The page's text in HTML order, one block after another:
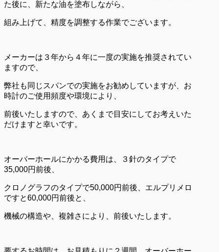
た後に、新たな油を塗布しながら、
組み上げて、精度を調整する作業でございます。
メーカーは３年から４年に一度の実施を推奨されてい
ますので、
弊社も同じスパンでの実施をお勧めしていますが、お
時計のご使用頻度や環境により、
前後いたしますので、あくまで目安にしてお考えいた
だけますと幸いです。
オーバーホールにかかる費用は、３針のタイプで
35,000円前後、
クロノグラフのタイプで50,000円前後、エルプリメロ
ですと60,000円前後と、
機械の構造や、複雑さにより、前後いたします。